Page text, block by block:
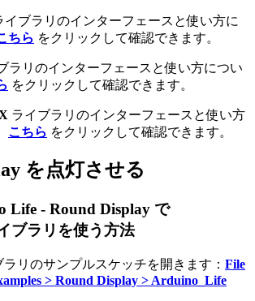
イブラリのインターフェースと使い方に
ちら をクリックして確認できます。
ラリのインターフェースと使い方につい
をクリックして確認できます。
ライブラリのインターフェースと使い方
こちら をクリックして確認できます。
を点灯させる
Life - Round Display で
ブラリを使う方法
ラリのサンプルスケッチを開きます： File
> Round Display > Arduino_Life